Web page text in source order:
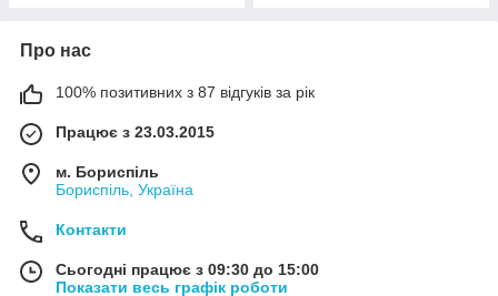
Про нас
100% позитивних з 87 відгуків за рік
Працює з 23.03.2015
м. Бориспіль
Бориспіль, Україна
Контакти
Сьогодні працює з 09:30 до 15:00
Показати весь графік роботи